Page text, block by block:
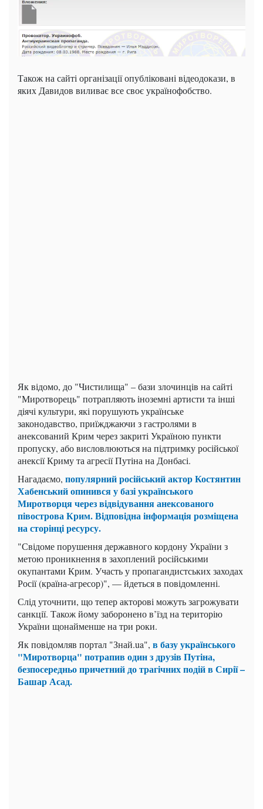
Також на сайті організації опубліковані відеодокази, в
яких Давидов виливає все своє українофобство.
Як відомо, до "Чистилища" – бази злочинців на сайті
"Миротворець" потрапляють іноземні артисти та інші
діячі культури, які порушують українське
законодавство, приїжджаючи з гастролями в
анексований Крим через закриті Україною пункти
пропуску, або висловлюються на підтримку російської
анексії Криму та агресії Путіна на Донбасі.
Нагадаємо, популярний російський актор Костянтин
Хабенський опинився у базі українського
Миротворця через відвідування анексованого
півострова Крим. Відповідна інформація розміщена
на сторінці ресурсу.
"Свідоме порушення державного кордону України з
метою проникнення в захоплений російськими
окупантами Крим. Участь у пропагандистських заходах
Росії (країна-агресор)", — йдеться в повідомленні.
Слід уточнити, що тепер акторові можуть загрожувати
санкції. Також йому заборонено в’їзд на територію
України щонайменше на три роки.
Як повідомляв портал "Знай.ua", в базу українського
"Миротворца" потрапив один з друзів Путіна,
безпосередньо причетний до трагічних подій в Сирії –
Башар Асад.